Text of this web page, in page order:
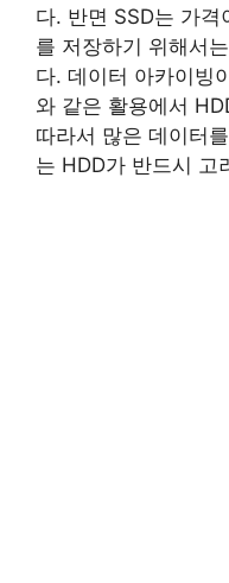
다. 반면 SSD는 가격
를 저장하기 위해서
다. 데이터 아카이빙
와 같은 활용에서
따라서 많은 데이터
는 HDD가 반드시 고